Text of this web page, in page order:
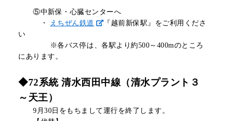
⑤中新保・心臓センターへ
・
えちぜん鉄道
『越前新保駅』をご利用くださ
い
※各バス停は、各駅より約500～400mのところ
にあります。
◆72系統 清水西田中線（清水プラント３
～天王）
9月30日をもちまして運行を終了します。